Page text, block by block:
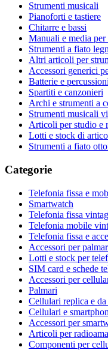
Strumenti musicali
Pianoforti e tastiere
Chitarre e bassi
Manuali e media
Strumenti a fiato
Altri articoli per
Accessori generici
Batterie e percussioni
Spartiti e canzonieri
Archi e strumenti a
Strumenti musicali
Articoli per studio e
Lotti e stock di
Strumenti a fiato
Categorie
Telefonia fissa e
Smartwatch
Telefonia fissa
Telefonia mobile
Telefonia fissa e
Accessori per
Lotti e stock per
SIM card e schede
Accessori per
Palmari
Cellulari replica e da
Cellulari e
Accessori per
Articoli per
Componenti per